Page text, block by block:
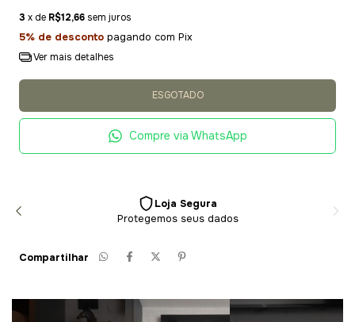
3 x de R$12,66 sem juros
5% de desconto pagando com Pix
Ver mais detalhes
Compre via WhatsApp
Loja Segura
Protegemos seus dados
Compartilhar